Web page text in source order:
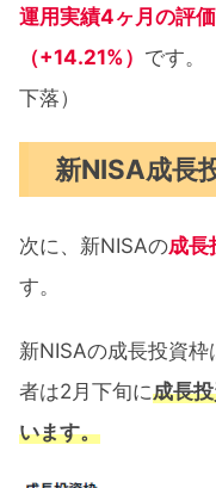
運用実績4ヶ月の評
（+14.21%） です
下落）
新NISA成長
次に、新NISAの成長
す。
新NISAの成長投資
者は2月下旬に成長
います。